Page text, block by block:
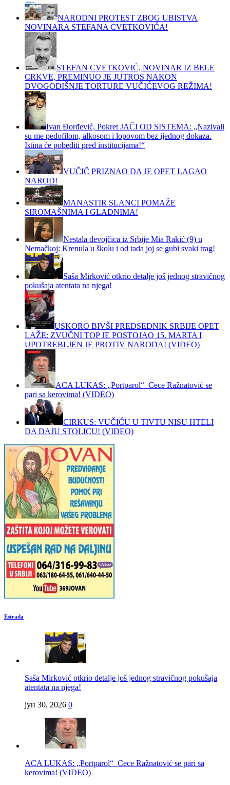
NARODNI PROTEST ZBOG UBISTVA
NOVINARA STEFANA CVETKOVIĆA!
STEFAN CVETKOVIĆ, NOVINAR IZ BELE
CRKVE, PREMINUO JE JUTROS NAKON
DVOGODIŠNJE TORTURE VUČIĆEVOG REŽIMA!
Ivan Đorđević, Pokret JAČI OD SISTEMA: „Nazivali
su me pedofilom, alkosom i lopovom bez ijednog dokaza.
Istina će pobediti pred institucijama!“
VUČIČ PRIZNAO DA JE OPET LAGAO
NAROD!
MANASTIR SLANCI POMAŽE
SIROMAŠNIMA I GLADNIMA!
Nestala devojčica iz Srbije Mia Rakić (9) u
Nemačkoj: Krenula u školu i od tada joj se gubi svaki trag!
Saša Mirković otkrio detalje još jednog stravičnog
pokušaja atentata na njega!
USKORO BIVŠI PREDSEDNIK SRBIJE OPET
LAŽE: ZVUČNI TOP JE POSTOJAO 15. MARTA I
UPOTREBLJEN JE PROTIV NARODA! (VIDEO)
ACA LUKAS: „Portparol“ Cece Ražnatović se
pari sa kerovima! (VIDEO)
CIRKUS: VUČIĆU U TIVTU NISU HTELI
DA DAJU STOLICU! (VIDEO)
Estrada
Saša Mirković otkrio detalje još jednog stravičnog pokušaja
atentata na njega!
јун 30, 2026 0
ACA LUKAS: „Portparol“ Cece Ražnatović se pari sa
kerovima! (VIDEO)